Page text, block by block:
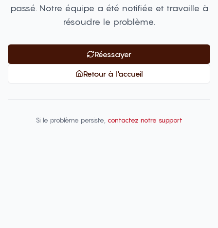
passé. Notre équipe a été notifiée et travaille à
résoudre le problème.
Réessayer
Retour à l'accueil
Si le problème persiste, contactez notre support